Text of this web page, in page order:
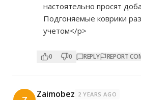
настоятельно просят
Подгоняемые коврики
учетом</p>
0 0 REPLY REPORT
Zaimobez 2 YEARS AGO